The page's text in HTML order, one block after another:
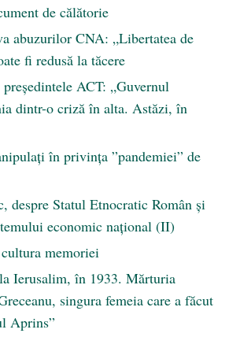
de călătorie
abuzurilor CNA: „Libertatea de
fi redusă la tăcere
ACT: „Guvernul
dintr-o criză în alta. Astăzi, în
în privința ”pandemiei” de
despre Statul Etnocratic Român şi
economic naţional (II)
memoriei
Ierusalim, în 1933. Mărturia
singura femeia care a făcut
Aprins”